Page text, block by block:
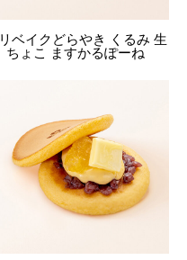
リベイクどらやき くるみ 生
ちょこ ますかるぽーね